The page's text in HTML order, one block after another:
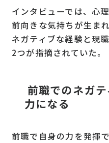
インタビューでは、心
前向きな気持ちが生ま
ネガティブな経験と現
2つが指摘されていた。
前職でのネガ
力になる
前職で自身の力を発揮